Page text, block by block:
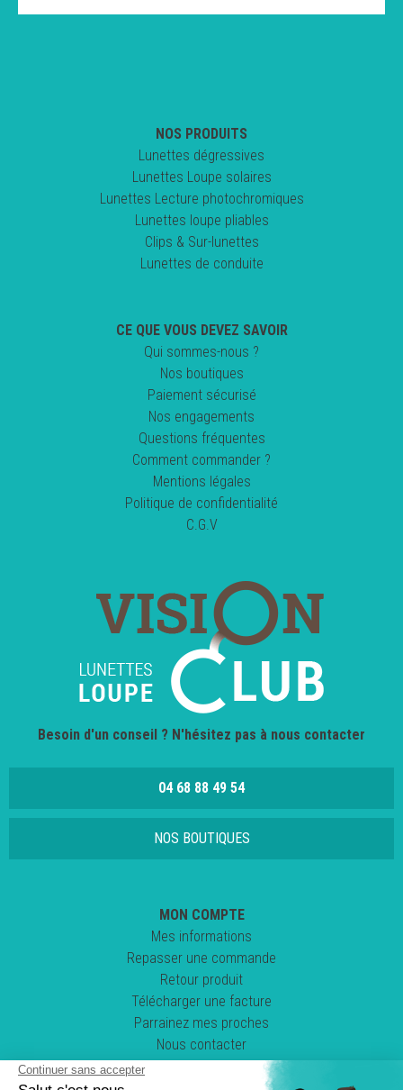
NOS PRODUITS
Lunettes dégressives
Lunettes Loupe solaires
Lunettes Lecture photochromiques
Lunettes loupe pliables
Clips & Sur-lunettes
Lunettes de conduite
CE QUE VOUS DEVEZ SAVOIR
Qui sommes-nous ?
Nos boutiques
Paiement sécurisé
Nos engagements
Questions fréquentes
Comment commander ?
Mentions légales
Politique de confidentialité
C.G.V
Besoin d'un conseil ? N'hésitez pas à nous contacter
04 68 88 49 54
NOS BOUTIQUES
MON COMPTE
Mes informations
Repasser une commande
Retour produit
Télécharger une facture
Parrainez mes proches
Nous contacter